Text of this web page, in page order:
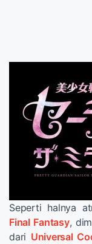
Seperti halnya
Final Fantasy,
dari Universal